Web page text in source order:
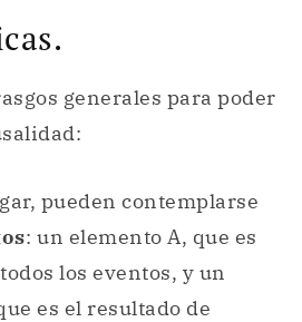
generales para poder
pueden contemplarse
: un elemento A, que es
los eventos, y un
es el resultado de